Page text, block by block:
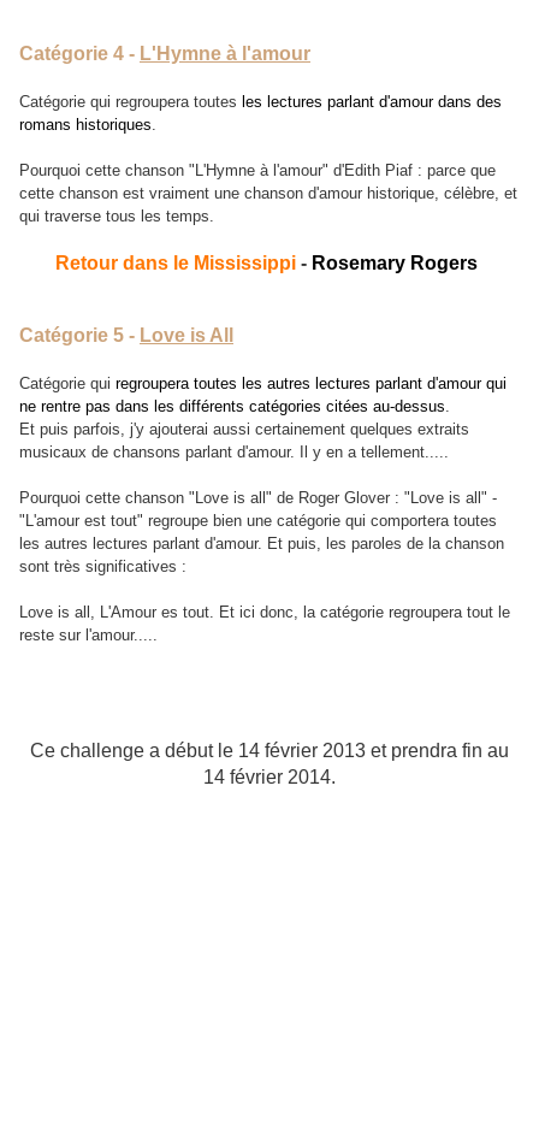
Catégorie 4 - L'Hymne à l'amour
Catégorie qui regroupera toutes les lectures parlant d'amour dans des
romans historiques.
Pourquoi cette chanson "L'Hymne à l'amour" d'Edith Piaf : parce que
cette chanson est vraiment une chanson d'amour historique, célèbre, et
qui traverse tous les temps.
Retour dans le Mississippi - Rosemary Rogers
Catégorie 5 - Love is All
Catégorie qui regroupera toutes les autres lectures parlant d'amour qui
ne rentre pas dans les différents catégories citées au-dessus.
Et puis parfois, j'y ajouterai aussi certainement quelques extraits
musicaux de chansons parlant d'amour. Il y en a tellement.....
Pourquoi cette chanson "Love is all" de Roger Glover : "Love is all" -
"L'amour est tout" regroupe bien une catégorie qui comportera toutes
les autres lectures parlant d'amour. Et puis, les paroles de la chanson
sont très significatives :
Love is all, L'Amour es tout. Et ici donc, la catégorie regroupera tout le
reste sur l'amour.....
Ce challenge a début le 14 février 2013 et prendra fin au
14 février 2014.